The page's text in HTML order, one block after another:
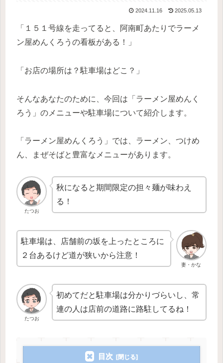
2024.11.16 2025.05.13
「１５１号線を走ってると、阿南町あたりでラーメ
ン屋めんくろうの看板がある！」
「お店の場所は？駐車場はどこ？」
そんなあなたのために、今回は「ラーメン屋めんく
ろう」のメニューや駐車場について紹介します。
「ラーメン屋めんくろう」では、ラーメン、つけめ
ん、まぜそばと豊富なメニューがあります。
たつお
秋になると期間限定の担々麺が味わえ
る！
妻・かな
駐車場は、店舗前の坂を上ったところに
２台あるけど道が狭いから注意！
たつお
初めてだと駐車場は分かりづらいし、常
連の人は店前の道路に路駐してるね！
目次